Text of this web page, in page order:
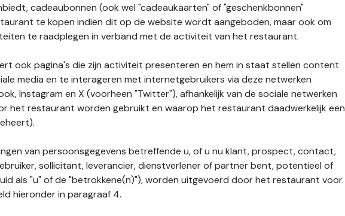
cadeaubonnen (ook wel "cadeaukaarten" of "geschenkbonnen"
te kopen indien dit op de website wordt aangeboden, maar ook om
te raadplegen in verband met de activiteit van het restaurant.
ook pagina's die zijn activiteit presenteren en hem in staat stellen content
media en te interageren met internetgebruikers via deze netwerken
Instagram en X (voorheen "Twitter"), afhankelijk van de sociale netwerken
het restaurant worden gebruikt en waarop het restaurant daadwerkelijk een
van persoonsgegevens betreffende u, of u nu klant, prospect, contact,
sollicitant, leverancier, dienstverlener of partner bent, potentieel of
als "u" of de "betrokkene(n)"), worden uitgevoerd door het restaurant voor
hieronder in paragraaf 4.